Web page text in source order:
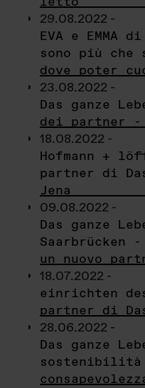
29.08.2022 -
EVA e EMMA
sono più
dove poter
23.08.2022 -
Das ganze
dei partner
18.08.2022 -
Hofmann +
partner di
Jena
09.08.2022 -
Das ganze
Saarbrücken
un nuovo
18.07.2022 -
einrichten
partner di
28.06.2022 -
Das ganze